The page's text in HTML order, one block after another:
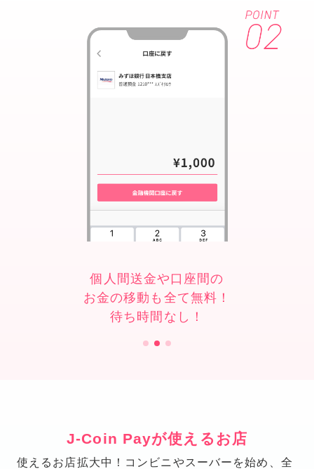
個人間送金や口座間の
お金の移動も全て無料！
待ち時間なし！
J-Coin Payが使えるお店
使えるお店拡大中！ コンビニやスーバーを始め、全